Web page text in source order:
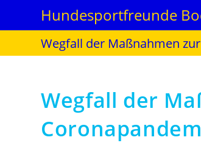
Hundesportfreunde
Wegfall der Maßnahmen
Wegfall der